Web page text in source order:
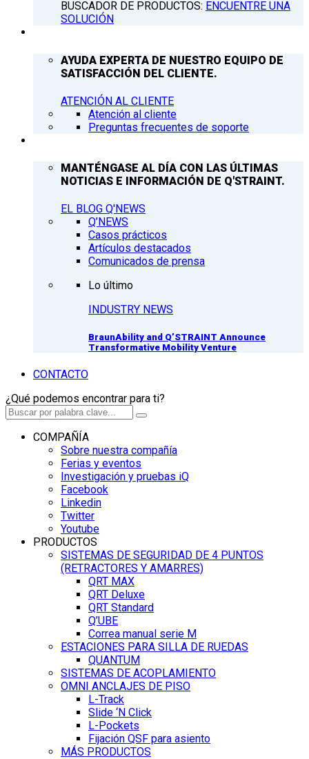
BUSCADOR DE PRODUCTOS: ENCUENTRE UNA
SOLUCIÓN
AYUDA EXPERTA DE NUESTRO EQUIPO DE
SATISFACCIÓN DEL CLIENTE.
ATENCIÓN AL CLIENTE
Atención al cliente
Preguntas frecuentes de soporte
MANTÉNGASE AL DÍA CON LAS ÚLTIMAS
NOTICIAS E INFORMACIÓN DE Q'STRAINT.
EL BLOG Q'NEWS
Q’NEWS
Casos prácticos
Artículos destacados
Comunicados de prensa
Lo último
INDUSTRY NEWS
BraunAbility and Q’STRAINT Announce
Transformative Mobility Venture
CONTACTO
¿Qué podemos encontrar para ti?
COMPAÑÍA
Sobre nuestra compañía
Ferias y eventos
Investigación y pruebas iQ
Facebook
Linkedin
Twitter
Youtube
PRODUCTOS
SISTEMAS DE SEGURIDAD DE 4 PUNTOS
(RETRACTORES Y AMARRES)
QRT MAX
QRT Deluxe
QRT Standard
Q’UBE
Correa manual serie M
ESTACIONES PARA SILLA DE RUEDAS
QUANTUM
SISTEMAS DE ACOPLAMIENTO
OMNI ANCLAJES DE PISO
L-Track
Slide ‘N Click
L-Pockets
Fijación QSF para asiento
MÁS PRODUCTOS